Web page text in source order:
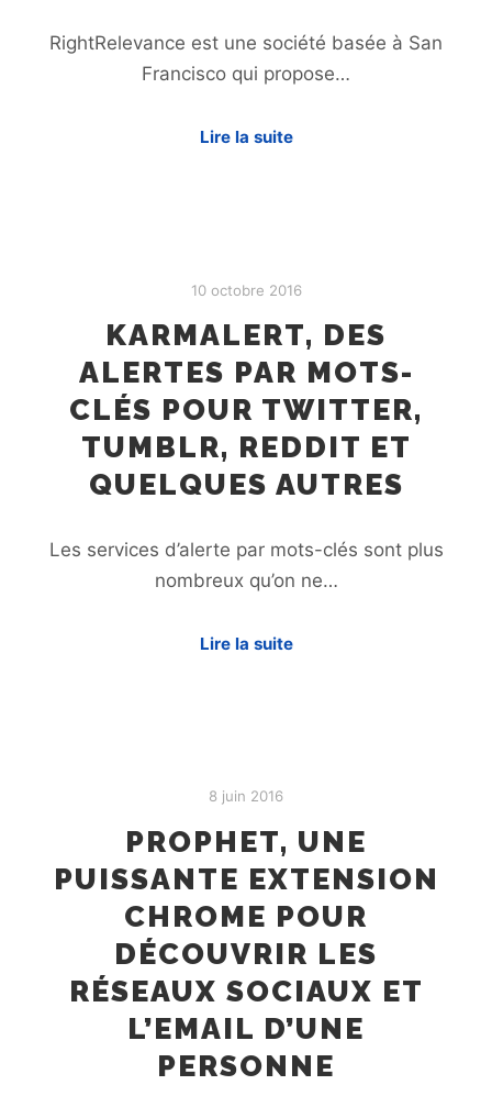
RightRelevance est une société basée à San
Francisco qui propose…
Lire la suite
10 octobre 2016
KARMALERT, DES
ALERTES PAR MOTS-
CLÉS POUR TWITTER,
TUMBLR, REDDIT ET
QUELQUES AUTRES
Les services d’alerte par mots-clés sont plus
nombreux qu’on ne…
Lire la suite
8 juin 2016
PROPHET, UNE
PUISSANTE EXTENSION
CHROME POUR
DÉCOUVRIR LES
RÉSEAUX SOCIAUX ET
L’EMAIL D’UNE
PERSONNE